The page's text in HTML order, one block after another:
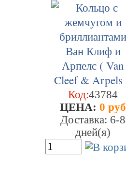
Код:43784
ЦEHA: 0 руб
Доставка: 6-8
дней(я)